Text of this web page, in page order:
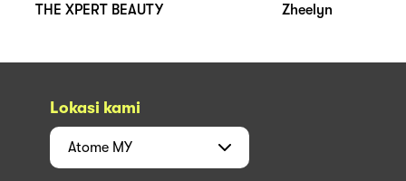
THE XPERT BEAUTY Zheelyn
Lokasi kami
Atome MY